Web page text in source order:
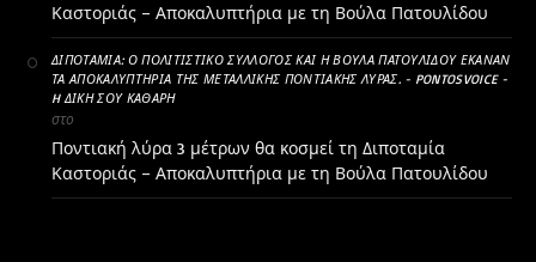
Καστοριάς – Αποκαλυπτήρια με τη Βούλα Πατουλίδου
ΔΙΠΟΤΑΜΊΑ: Ο ΠΟΛΙΤΙΣΤΙΚΌ ΣΎΛΛΟΓΟΣ ΚΑΙ Η ΒΟΎΛΑ ΠΑΤΟΥΛΊΔΟΥ ΈΚΑΝΑΝ
ΤΑ ΑΠΟΚΑΛΥΠΤΉΡΙΑ ΤΗΣ ΜΕΤΑΛΛΙΚΉΣ ΠΟΝΤΙΑΚΉΣ ΛΎΡΑΣ. - PONTOSVOICE -
H ΔΙΚΉ ΣΟΥ ΚΑΘΑΡΗ
στο
Ποντιακή λύρα 3 μέτρων θα κοσμεί τη Διποταμία
Καστοριάς – Αποκαλυπτήρια με τη Βούλα Πατουλίδου